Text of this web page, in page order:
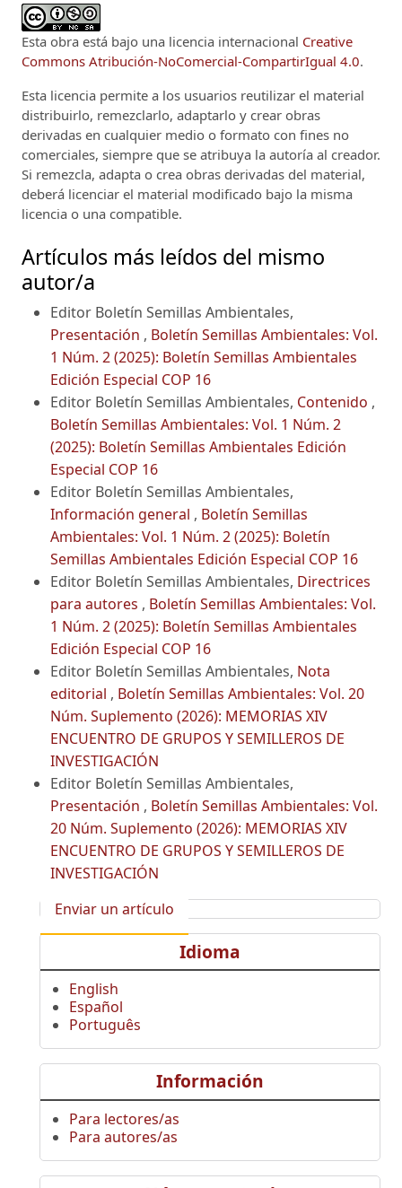
Esta obra está bajo una licencia internacional Creative
Commons Atribución-NoComercial-CompartirIgual 4.0.
Esta licencia permite a los usuarios reutilizar el material
distribuirlo, remezclarlo, adaptarlo y crear obras
derivadas en cualquier medio o formato con fines no
comerciales, siempre que se atribuya la autoría al creador.
Si remezcla, adapta o crea obras derivadas del material,
deberá licenciar el material modificado bajo la misma
licencia o una compatible.
Artículos más leídos del mismo
autor/a
Editor Boletín Semillas Ambientales,
Presentación , Boletín Semillas Ambientales: Vol.
1 Núm. 2 (2025): Boletín Semillas Ambientales
Edición Especial COP 16
Editor Boletín Semillas Ambientales, Contenido ,
Boletín Semillas Ambientales: Vol. 1 Núm. 2
(2025): Boletín Semillas Ambientales Edición
Especial COP 16
Editor Boletín Semillas Ambientales,
Información general , Boletín Semillas
Ambientales: Vol. 1 Núm. 2 (2025): Boletín
Semillas Ambientales Edición Especial COP 16
Editor Boletín Semillas Ambientales, Directrices
para autores , Boletín Semillas Ambientales: Vol.
1 Núm. 2 (2025): Boletín Semillas Ambientales
Edición Especial COP 16
Editor Boletín Semillas Ambientales, Nota
editorial , Boletín Semillas Ambientales: Vol. 20
Núm. Suplemento (2026): MEMORIAS XIV
ENCUENTRO DE GRUPOS Y SEMILLEROS DE
INVESTIGACIÓN
Editor Boletín Semillas Ambientales,
Presentación , Boletín Semillas Ambientales: Vol.
20 Núm. Suplemento (2026): MEMORIAS XIV
ENCUENTRO DE GRUPOS Y SEMILLEROS DE
INVESTIGACIÓN
Enviar un artículo
Idioma
English
Español
Português
Información
Para lectores/as
Para autores/as